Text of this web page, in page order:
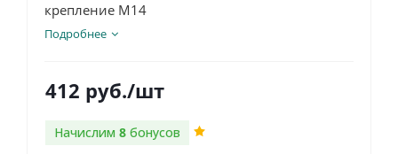
крепление M14
Подробнее
412 руб./шт
Начислим 8 бонусов